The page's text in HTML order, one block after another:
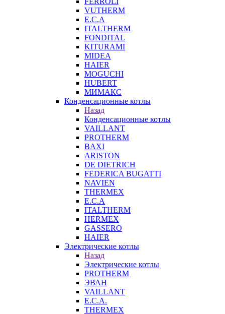
VUTHERM
E.C.A
ITALTHERM
FONDITAL
KITURAMI
MIDEA
HAIER
MOGUCHI
HUBERT
МИМАКС
Конденсационные котлы
Назад
Конденсационные котлы
VAILLANT
PROTHERM
BAXI
ARISTON
DE DIETRICH
FEDERICA BUGATTI
NAVIEN
THERMEX
E.C.A
ITALTHERM
HERMEX
GASSERO
HAIER
Электрические котлы
Назад
Электрические котлы
PROTHERM
ЭВАН
VAILLANT
E.C.A.
THERMEX